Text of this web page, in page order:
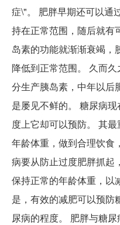
症\"。 肥胖早期还可以通
持在正常范围，随后就有
岛素的功能就渐渐衰竭，
降低到正常范围。 久而
分生产胰岛素，中年以后
是屡见不鲜的。 糖尿病
度上它却可以预防。 其
年龄体重，做到合理饮食
病要从防止过度肥胖抓起
保持正常的年龄体重，以
是，有效的减肥可以预防
尿病的程度。 肥胖与糖